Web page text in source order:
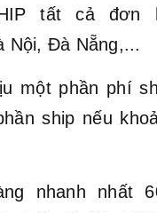
tất cả đơn
Nội, Đà Nẵng,...
một phần phí
ship nếu
nhanh nhất